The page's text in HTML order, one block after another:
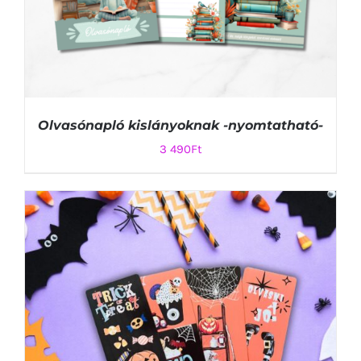
KOSÁRBA TESZEM
RÉSZLETEK
Olvasónapló kislányoknak -nyomtatható-
3 490Ft